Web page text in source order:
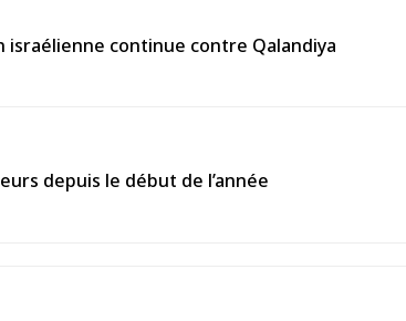
israélienne continue contre Qalandiya
depuis le début de l’année